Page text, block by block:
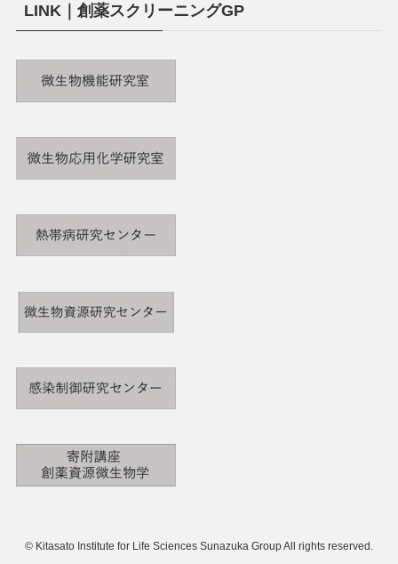
LINK｜創薬スクリーニングGP
© Kitasato Institute for Life Sciences Sunazuka Group All rights reserved.